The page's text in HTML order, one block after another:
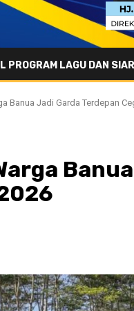
PROGRAM LAGU DAN
Banua Jadi Garda Terdepan